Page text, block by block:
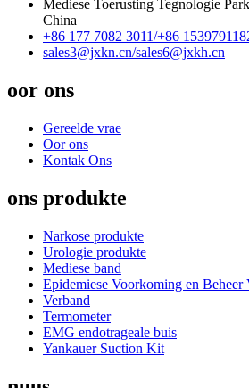
Mediese Toerusting Tegnologie
China
+86 177 7082 3011/+86
sales3@jxkn.cn/sales6@jxkh.cn
oor ons
Gereelde vrae
Oor ons
Kontak Ons
ons produkte
Narkose produkte
Urologie produkte
Mediese band
Epidemiese Voorkoming en Beheer
Verband
Termometer
EMG endotrageale buis
Yankauer Suction Kit